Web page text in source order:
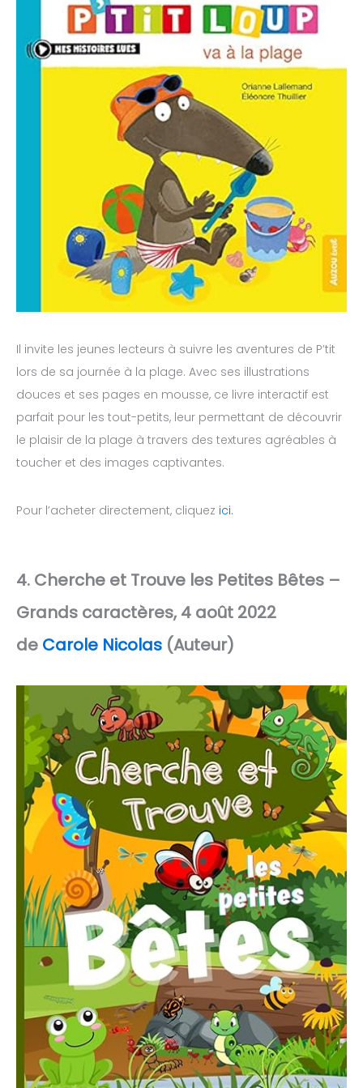
Il invite les jeunes lecteurs à suivre les aventures de P’tit
lors de sa journée à la plage. Avec ses illustrations
douces et ses pages en mousse, ce livre interactif est
parfait pour les tout-petits, leur permettant de découvrir
le plaisir de la plage à travers des textures agréables à
toucher et des images captivantes.
Pour l’acheter directement, cliquez ici.
4. Cherche et Trouve les Petites Bêtes –
Grands caractères, 4 août 2022
de Carole Nicolas (Auteur)